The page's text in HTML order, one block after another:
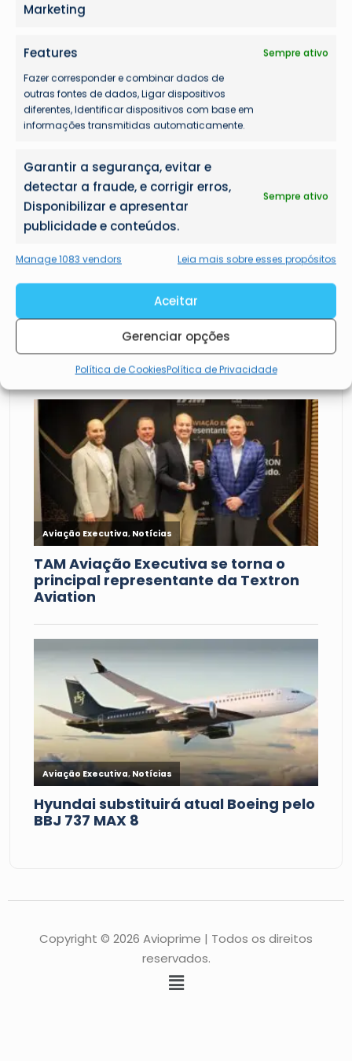
Marketing
Features
Sempre ativo
Fazer corresponder e combinar dados de
outras fontes de dados, Ligar dispositivos
diferentes, Identificar dispositivos com base em
informações transmitidas automaticamente.
Garantir a segurança, evitar e
detectar a fraude, e corrigir erros,
Disponibilizar e apresentar
publicidade e conteúdos.
Sempre ativo
Manage 1083 vendors Leia mais sobre esses propósitos
Aceitar
Gerenciar opções
Política de CookiesPolítica de Privacidade
Copyright © 2026 Avioprime | Todos os direitos
reservados.